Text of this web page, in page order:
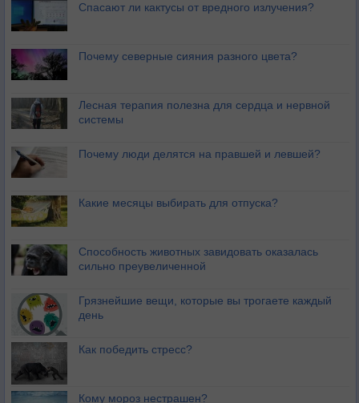
Спасают ли кактусы от вредного излучения?
Почему северные сияния разного цвета?
Лесная терапия полезна для сердца и нервной
системы
Почему люди делятся на правшей и левшей?
Какие месяцы выбирать для отпуска?
Способность животных завидовать оказалась
сильно преувеличенной
Грязнейшие вещи, которые вы трогаете каждый
день
Как победить стресс?
Кому мороз нестрашен?